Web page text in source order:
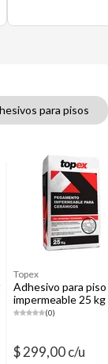
para pisos
para duchas
Topex
Adhesivo para piso
impermeable 25 kg
(0)
$ 299,00 c/u